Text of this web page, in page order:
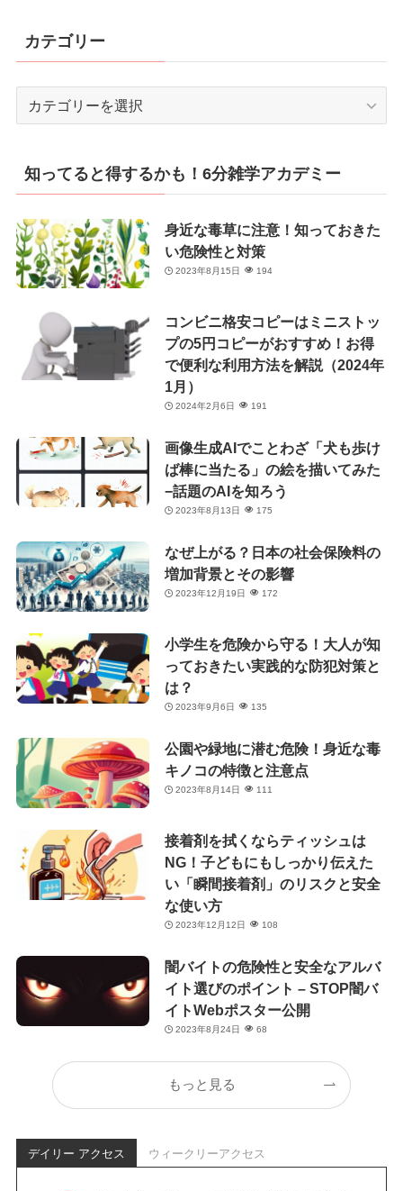
カテゴリー
リ
ー
知ってると得するかも！6分雑学アカデミー
身近な毒草に注意！知っておきた
い危険性と対策
2023年8月15日 194
コンビニ格安コピーはミニストッ
プの5円コピーがおすすめ！お得
で便利な利用方法を解説（2024年
1月）
2024年2月6日 191
画像生成AIでことわざ「犬も歩け
ば棒に当たる」の絵を描いてみた
−話題のAIを知ろう
2023年8月13日 175
なぜ上がる？日本の社会保険料の
増加背景とその影響
2023年12月19日 172
小学生を危険から守る！大人が知
っておきたい実践的な防犯対策と
は？
2023年9月6日 135
公園や緑地に潜む危険！身近な毒
キノコの特徴と注意点
2023年8月14日 111
接着剤を拭くならティッシュは
NG！子どもにもしっかり伝えた
い「瞬間接着剤」のリスクと安全
な使い方
2023年12月12日 108
闇バイトの危険性と安全なアルバ
イト選びのポイント – STOP闇バ
イトWebポスター公開
2023年8月24日 68
もっと見る
デイリー アクセス ウィークリーアクセス